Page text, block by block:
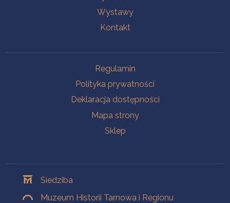
Wystawy
Kontakt
Regulamin
Polityka prywatności
Deklaracja dostępności
Mapa strony
Sklep
Siedziba
Muzeum Historii Tarnowa i Regionu